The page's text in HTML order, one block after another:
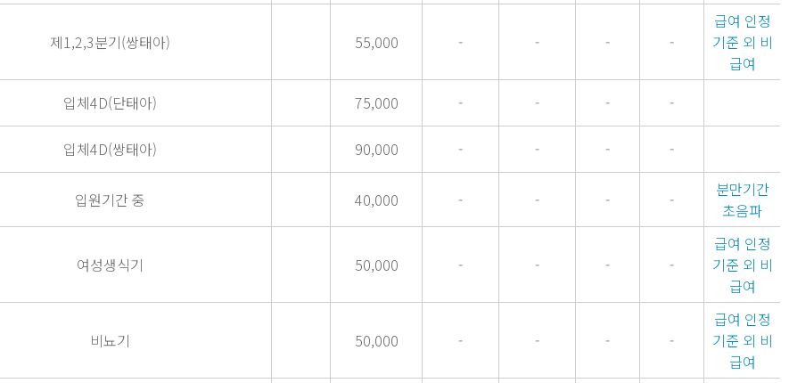
제1,2,3분기(쌍태아) 55,000 - - - -
급여 인정
기준 외 비
급여
입체4D(단태아) 75,000 - - - -
입체4D(쌍태아) 90,000 - - - -
입원기간 중 40,000 - - - -
분만기간
초음파
여성생식기 50,000 - - - -
급여 인정
기준 외 비
급여
비뇨기 50,000 - - - -
급여 인정
기준 외 비
급여